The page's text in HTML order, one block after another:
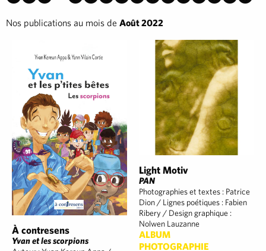
Nos publications au mois de Août 2022
À contresens
Yvan et les scorpions
Light Motiv
PAN
Photographies et textes : Patrice
Dion / Lignes poétiques : Fabien
Ribery / Design graphique :
Nolwen Lauzanne
ALBUM
PHOTOGRAPHIE